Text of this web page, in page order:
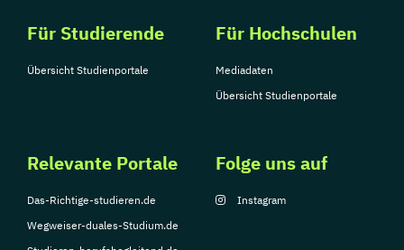
Für Studierende
Übersicht Studienportale
Für Hochschulen
Mediadaten
Übersicht Studienportale
Relevante Portale
Das-Richtige-studieren.de
Wegweiser-duales-Studium.de
Folge uns auf
Instagram